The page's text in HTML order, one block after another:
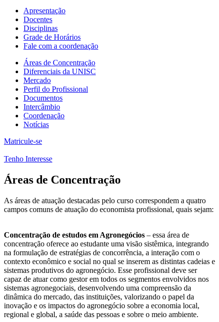
Apresentação
Docentes
Disciplinas
Grade de Horários
Fale com a coordenação
Áreas de Concentração
Diferenciais da UNISC
Mercado
Perfil do Profissional
Documentos
Intercâmbio
Coordenação
Notícias
Matricule-se
Tenho Interesse
Áreas de Concentração
As áreas de atuação destacadas pelo curso correspondem a quatro
campos comuns de atuação do economista profissional, quais sejam:
Concentração de estudos em Agronegócios – essa área de
concentração oferece ao estudante uma visão sistêmica, integrando
na formulação de estratégias de concorrência, a interação com o
contexto econômico e social no qual se inserem as distintas cadeias e
sistemas produtivos do agronegócio. Esse profissional deve ser
capaz de atuar como gestor em todos os segmentos envolvidos nos
sistemas agronegociais, desenvolvendo uma compreensão da
dinâmica do mercado, das instituições, valorizando o papel da
inovação e os impactos do agronegócio sobre a economia local,
regional e global, a saúde das pessoas e sobre o meio ambiente.